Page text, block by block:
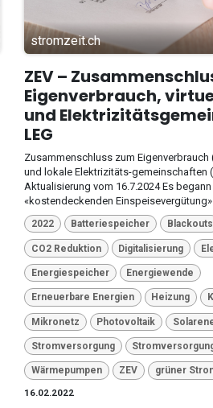
stromzeit.ch
ZEV –
Eigenverbrauch,
und
LEG
Zusammenschluss zum Eigenverbrauch
und lokale Elektrizitäts-gemeinschaften
Aktualisierung vom 16.7.2024 Es
«kostendeckenden Einspeisevergütung»
2022 Batteriespeicher Blackouts
CO2 Reduktion Digitalisierung
Energiespeicher Energiewende
Erneuerbare Energien Heizung
Mikronetz Photovoltaik
Stromversorgung
Wärmepumpen ZEV
grüner
16.02.2022